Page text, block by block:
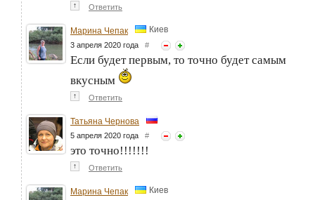
↑ Ответить
Марина Чепак Киев
3 апреля 2020 года #
Если будет первым, то точно будет самым
вкусным
↑ Ответить
Татьяна Чернова
5 апреля 2020 года #
это точно!!!!!!!
↑ Ответить
Марина Чепак Киев